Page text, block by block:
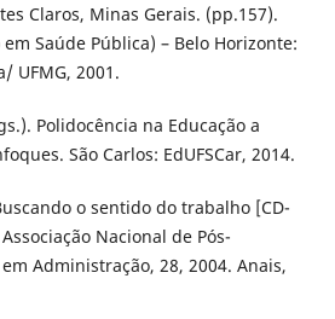
Claros, Minas Gerais. (pp.157).
Saúde Pública) – Belo Horizonte:
UFMG, 2001.
Polidocência na Educação a
São Carlos: EdUFSCar, 2014.
o sentido do trabalho [CD-
Nacional de Pós-
Administração, 28, 2004. Anais,